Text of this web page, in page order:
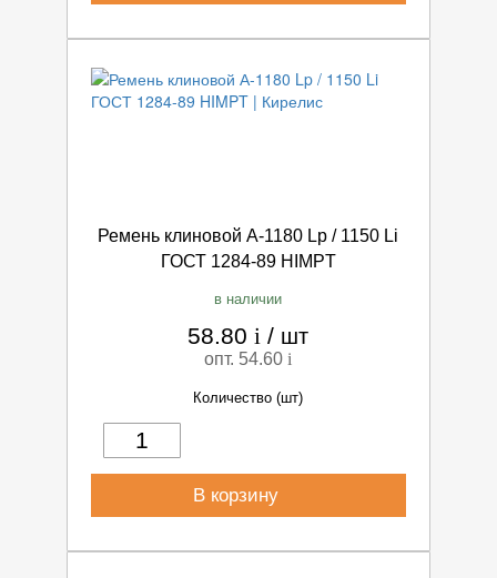
Ремень клиновой А-1180 Lp / 1150 Li
ГОСТ 1284-89 HIMPT
в наличии
58.80i / шт
опт. 54.60i
Количество (шт)
В корзину